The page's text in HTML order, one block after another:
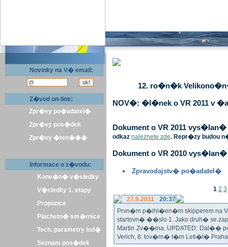
Novinky na V� email:
Z�vod on-line:
Zpr�vy po�adatel�
Zpr�vy pos�dek
Zpr�vy �ten���
Informace o z�vodu:
Kone�n� v�sledky
V�sledky 1. etapy
Propozice
Plachetn� sm�rnice
Tech. parametry lod�
Seznam pos�dek
12. ro�n�k
NOV�: �l�nek o VR 2011 v
Dokument o VR 2011
odkaz naleznete zde. Repr�zy budou
Dokument o VR 2010
Zpravodajstv� po�adatel�
1 2 3
27.9.2011
20:37
Prvn�m p�ihl�en�m skipperem na
startovn� ��slo 1. Jako druh� se
Martin Zv��ina. UPDATED: Dal��
Verich, 8. tov�rn� t�m Leti�t� Praha